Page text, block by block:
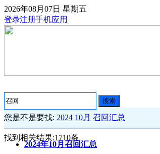
2026年08月07日 星期五
登录注册手机应用
搜索
您是不是要找: 2024 10月 召回汇总
找到相关结果:1710条
2024年10月召回汇总